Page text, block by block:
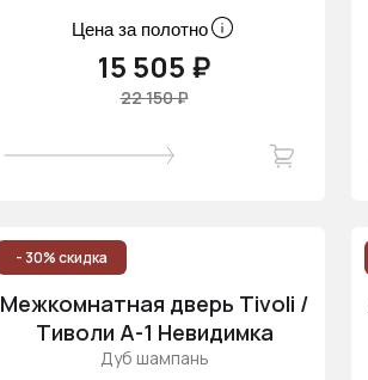
Цена за полотно
15 505 ₽
22 150 ₽
- 30% скидка
Межкомнатная дверь Tivoli /
Тиволи А-1 Невидимка
Дуб шампань